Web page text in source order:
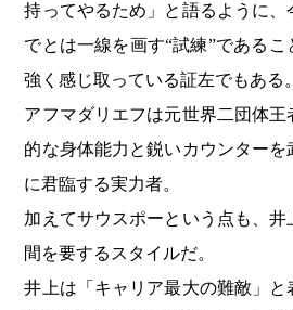
持ってやるため」と語るように、
でとは一線を画す“試練”である
強く感じ取っている証左でもある。
アフマダリエフは元世界二団体王
的な身体能力と鋭いカウンター
に君臨する実力者。
加えてサウスポーという点も、
間を要するスタイルだ。
井上は「キャリア最大の難敵」